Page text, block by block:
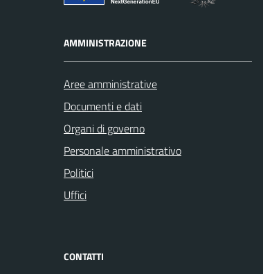
AMMINISTRAZIONE
Aree amministrative
Documenti e dati
Organi di governo
Personale amministrativo
Politici
Uffici
CONTATTI